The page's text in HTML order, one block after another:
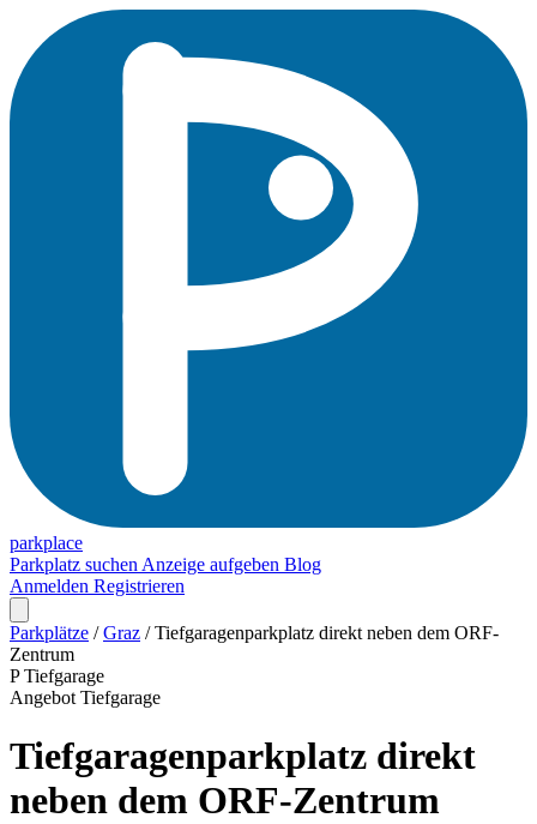
parkplace
Parkplatz suchen Anzeige aufgeben Blog
Anmelden Registrieren
Parkplätze / Graz / Tiefgaragenparkplatz direkt neben dem ORF-
Zentrum
P Tiefgarage
Angebot Tiefgarage
Tiefgaragenparkplatz direkt
neben dem ORF-Zentrum